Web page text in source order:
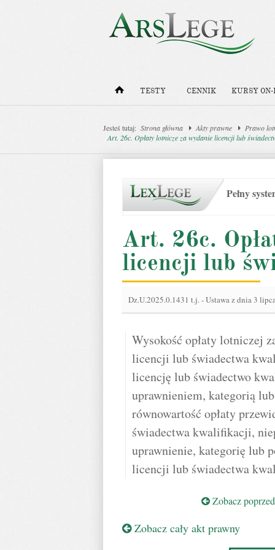
TESTY CENNIK KURSY
Jesteś tutaj: Strona główna Akty prawne
Prawo
Art. 26c. Opłaty lotnicze za wydanie licencji lub
Pełny
Art. 26c.
licencji lub
Dz.U.2025.0.1431 t.j.-Ustawa z dnia 3
Wysokość opłaty lotniczej
licencji lub świadectwa
licencję lub świadectwo
uprawnieniem, kategorią
równowartość opłaty
świadectwa kwalifikacji,
uprawnienie, kategorię lub
licencji lub świadectwa
Zobacz
Zobacz cały akt prawny